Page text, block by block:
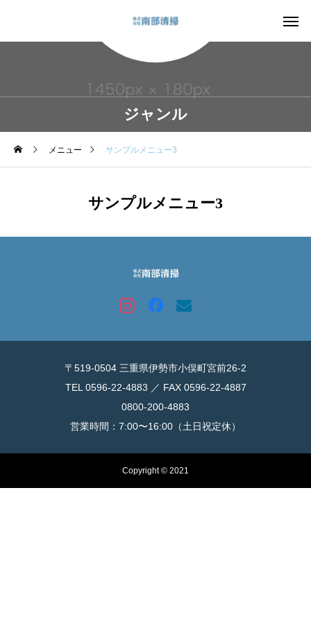
ジャンル
メニュー サンプルメニュー3
サンプルメニュー3
〒519-0504 三重県伊勢市小俣町宮前26-2
TEL 0596-22-4883 ／ FAX 0596-22-4887
0800-200-4883
営業時間：7:00〜16:00（土日祝定休）
Copyright © 2021